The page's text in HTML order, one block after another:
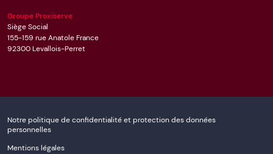
Groupe Proxiserve
Siège Social
155-159 rue Anatole France
92300Levallois-Perret
Notre politique de confidentialité et protection des données
personnelles
Mentions légales